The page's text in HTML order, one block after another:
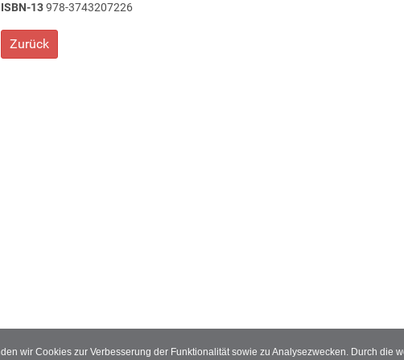
wir Cookies zur Verbesserung der Funktionalität sowie zu Analysezwecken. Durch
ISBN-13978-3743207226
Zurück